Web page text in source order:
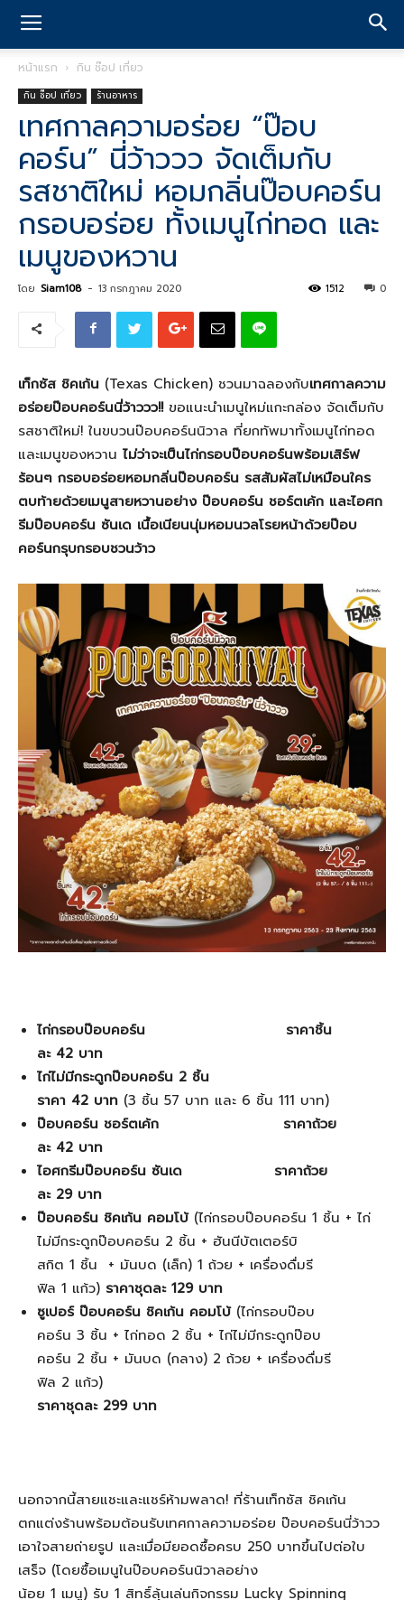
หน้าแรก กิน ช๊อป เที่ยว
กิน ช๊อป เที่ยว ร้านอาหาร
เทศกาลความอร่อย “ป๊อบ
คอร์น” นี่ว้าววว จัดเต็มกับ
รสชาติใหม่ หอมกลิ่นป๊อบคอร์น
กรอบอร่อย ทั้งเมนูไก่ทอด และ
เมนูของหวาน
โดย Siam108 - 13 กรกฎาคม 2020 0
1512
เท็กซัส ชิคเก้น (Texas Chicken) ชวนมาฉลองกับเทศกาลความ
อร่อยป๊อบคอร์นนี่ว้าววว!!ขอแนะนำเมนูใหม่แกะกล่อง จัดเต็มกับ
รสชาติใหม่! ในขบวนป๊อบคอร์นนิวาล ที่ยกทัพมาทั้งเมนูไก่ทอด
และเมนูของหวาน ไม่ว่าจะเป็นไก่กรอบป๊อบคอร์นพร้อมเสิร์ฟ
ร้อนๆ กรอบอร่อยหอมกลิ่นป๊อบคอร์น รสสัมผัสไม่เหมือนใคร
ตบท้ายด้วยเมนูสายหวานอย่าง ป๊อบคอร์น ชอร์ตเค้ก และไอศก
รีมป๊อบคอร์น ซันเด เนื้อเนียนนุ่มหอมนวลโรยหน้าด้วยป๊อบ
คอร์นกรุบกรอบชวนว้าว
ไก่กรอบป๊อบคอร์น ราคาชิ้น
ละ 42 บาท
ไก่ไม่มีกระดูกป๊อบคอร์น 2 ชิ้น
ราคา 42 บาท (3 ชิ้น 57 บาท และ 6 ชิ้น 111 บาท)
ป๊อบคอร์น ชอร์ตเค้ก ราคาถ้วย
ละ 42 บาท
ไอศกรีมป๊อบคอร์น ซันเด
ราคาถ้วย
ละ 29 บาท
ป๊อบคอร์น ชิคเก้น คอมโบ้ (ไก่กรอบป๊อบคอร์น 1 ชิ้น + ไก่
ไม่มีกระดูกป๊อบคอร์น 2 ชิ้น + ฮันนีบัตเตอร์บิ
สกิต 1 ชิ้น + มันบด (เล็ก) 1 ถ้วย + เครื่องดื่มรี
ฟิล 1 แก้ว) ราคาชุดละ 129 บาท
ซูเปอร์ ป๊อบคอร์น ชิคเก้น คอมโบ้ (ไก่กรอบป๊อบ
คอร์น 3 ชิ้น + ไก่ทอด 2 ชิ้น + ไก่ไม่มีกระดูกป๊อบ
คอร์น 2 ชิ้น + มันบด (กลาง) 2 ถ้วย + เครื่องดื่มรี
ฟิล 2 แก้ว)
ราคาชุดละ 299 บาท
นอกจากนี้สายแชะและแชร์ห้ามพลาด! ที่ร้านเท็กซัส ชิคเก้น
ตกแต่งร้านพร้อมต้อนรับเทศกาลความอร่อย ป๊อบคอร์นนี่ว้าวว
เอาใจสายถ่ายรูป และเมื่อมียอดซื้อครบ 250 บาทขึ้นไปต่อใบ
เสร็จ (โดยซื้อเมนูในป๊อบคอร์นนิวาลอย่าง
น้อย 1 เมนู) รับ 1 สิทธิ์ลุ้นเล่นกิจกรรม Lucky Spinning